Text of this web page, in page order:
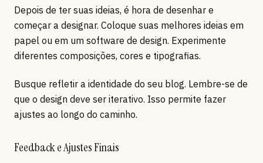
Depois de ter suas ideias, é hora de desenhar e
começar a designar. Coloque suas melhores ideias em
papel ou em um software de design. Experimente
diferentes composições, cores e tipografias.
Busque refletir a identidade do seu blog. Lembre-se de
que o design deve ser iterativo. Isso permite fazer
ajustes ao longo do caminho.
Feedback e Ajustes Finais